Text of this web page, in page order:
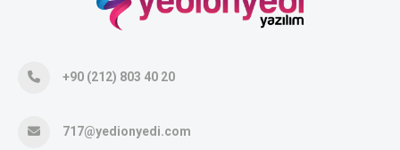
+90 (212) 803 40 20
717@yedionyedi.com